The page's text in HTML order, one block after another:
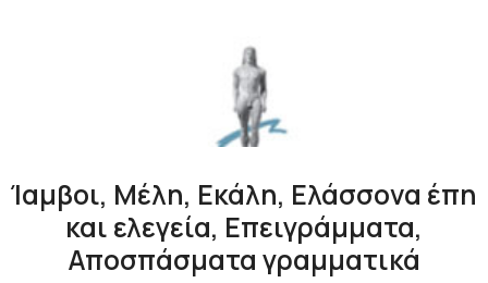
Ίαμβοι, Μέλη, Εκάλη, Ελάσσονα έπη
και ελεγεία, Επειγράμματα,
Αποσπάσματα γραμματικά